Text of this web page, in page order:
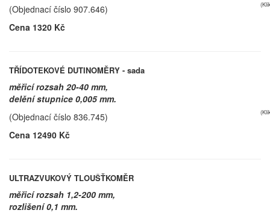
(Objednací číslo 907.646)
Cena 1320 Kč
TŘÍDOTEKOVÉ DUTINOMĚRY - sada
měřicí rozsah 20-40 mm,
delění stupnice 0,005 mm.
(Objednací číslo 836.745)
Cena 12490 Kč
ULTRAZVUKOVÝ TLOUŠŤKOMĚR
měřicí rozsah 1,2-200 mm,
rozlišení 0,1 mm.